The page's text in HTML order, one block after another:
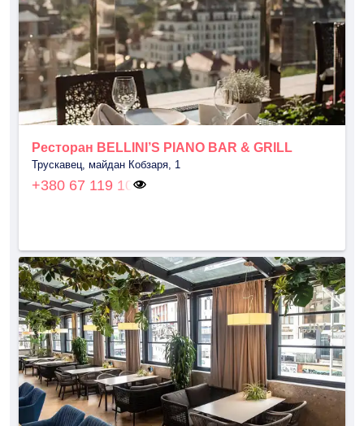
Ресторан BELLINI’S PIANO BAR & GRILL
Трускавец, майдан Кобзаря, 1
+380 67 119 10